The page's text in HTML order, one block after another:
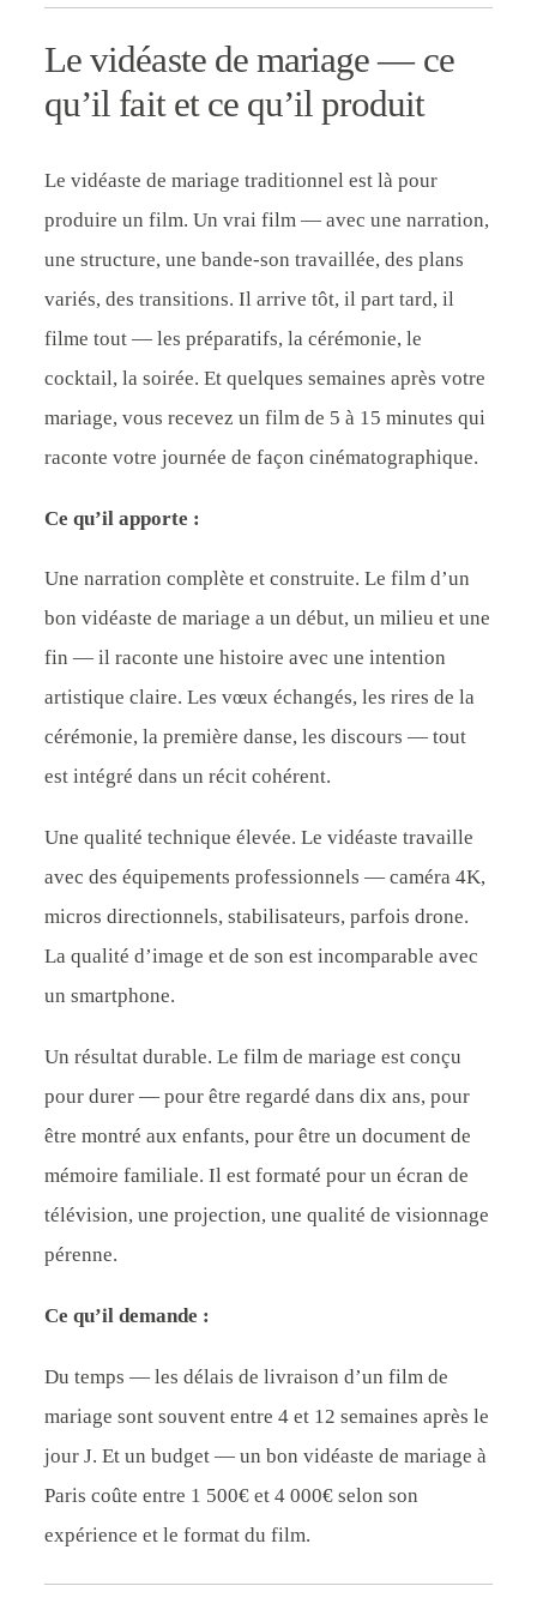
Le vidéaste de mariage — ce
qu’il fait et ce qu’il produit
Le vidéaste de mariage traditionnel est là pour
produire un film. Un vrai film — avec une narration,
une structure, une bande-son travaillée, des plans
variés, des transitions. Il arrive tôt, il part tard, il
filme tout — les préparatifs, la cérémonie, le
cocktail, la soirée. Et quelques semaines après votre
mariage, vous recevez un film de 5 à 15 minutes qui
raconte votre journée de façon cinématographique.
Ce qu’il apporte :
Une narration complète et construite. Le film d’un
bon vidéaste de mariage a un début, un milieu et une
fin — il raconte une histoire avec une intention
artistique claire. Les vœux échangés, les rires de la
cérémonie, la première danse, les discours — tout
est intégré dans un récit cohérent.
Une qualité technique élevée. Le vidéaste travaille
avec des équipements professionnels — caméra 4K,
micros directionnels, stabilisateurs, parfois drone.
La qualité d’image et de son est incomparable avec
un smartphone.
Un résultat durable. Le film de mariage est conçu
pour durer — pour être regardé dans dix ans, pour
être montré aux enfants, pour être un document de
mémoire familiale. Il est formaté pour un écran de
télévision, une projection, une qualité de visionnage
pérenne.
Ce qu’il demande :
Du temps — les délais de livraison d’un film de
mariage sont souvent entre 4 et 12 semaines après le
jour J. Et un budget — un bon vidéaste de mariage à
Paris coûte entre 1 500€ et 4 000€ selon son
expérience et le format du film.